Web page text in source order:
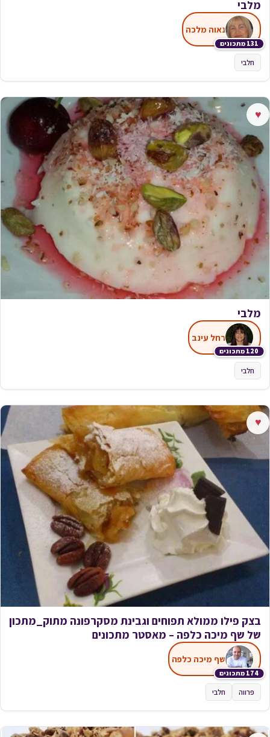
מלבי
131 מתכונים
נאוה מלכה
חלבי
♥
מלבי
120 מתכונים
רחל עינב
חלבי
♥
בצק פילו ממולא תפוחים וגבינת מסקרפונה מתוק_מתכון
של שף מיכה כלפה – מאסטר מתכונים
174 מתכונים
שף מיכה כלפה
פרווה חלבי